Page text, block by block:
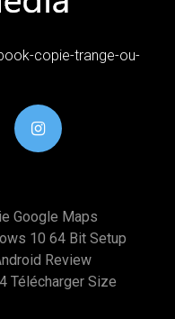
copie-trange-ou-
Google Maps
10 64 Bit Setup
Review
Télécharger Size